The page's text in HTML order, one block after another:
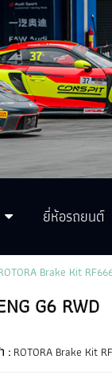
ยี่ห้อรถยนต์
Brake Kit
G6 RWD
: ROTORA Brake Kit